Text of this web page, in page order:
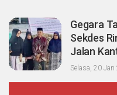
Gegara
Sekdes
Jalan
Selasa, 20